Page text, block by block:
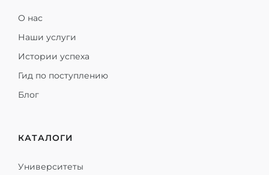
О нас
Наши услуги
Истории успеха
Гид по поступлению
Блог
КАТАЛОГИ
Университеты